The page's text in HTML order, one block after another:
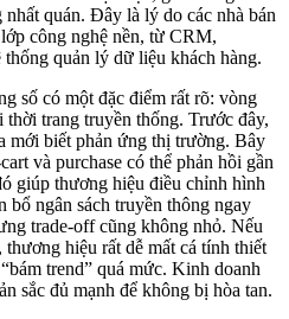
nhất quán. Đây là lý do các nhà bán
công nghệ nền, từ CRM,
thống quản lý dữ liệu khách hàng.
số có một đặc điểm rất rõ: vòng
trang truyền thống. Trước đây,
mới biết phản ứng thị trường. Bây
và purchase có thể phản hồi gần
giúp thương hiệu điều chỉnh hình
bổ ngân sách truyền thông ngay
trade-off cũng không nhỏ. Nếu
hiệu rất dễ mất cá tính thiết
trend” quá mức. Kinh doanh
sắc đủ mạnh để không bị hòa tan.